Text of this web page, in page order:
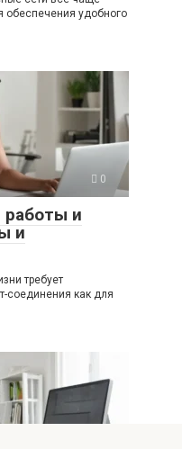
обеспечения удобного
0
работы и
и
требует
соединения как для